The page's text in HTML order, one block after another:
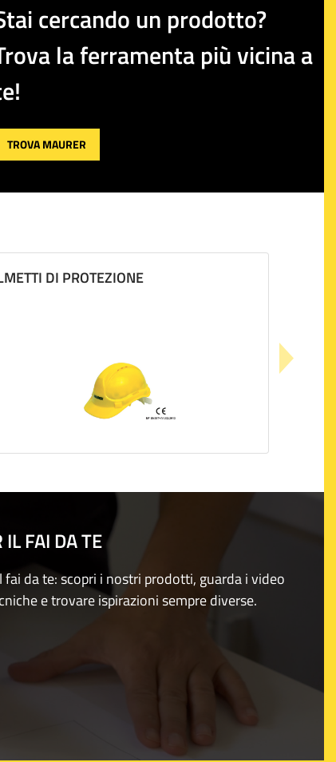
cercando un prodotto?
la ferramenta più vicina a
TROVA MAURER
DI PROTEZIONE
FAI DA TE
da te: scopri i nostri prodotti, guarda i video
e trovare ispirazioni sempre diverse.